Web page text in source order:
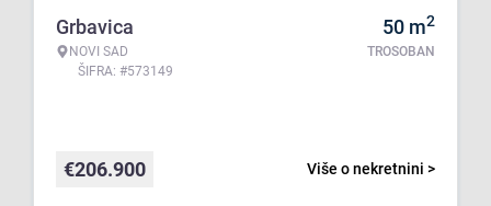
Grbavica
NOVI SAD
ŠIFRA: #573149
50 m2
TROSOBAN
Više o nekretnini >
€206.900